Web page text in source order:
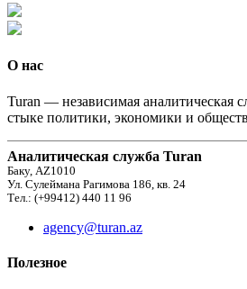
О нас
Turan — независимая аналитическая
стыке политики, экономики и
Аналитическая служба Turan
Баку, AZ1010
Ул. Сулеймана Рагимова 186, кв. 24
Тел.: (+99412) 440 11 96
agency@turan.az
Полезное